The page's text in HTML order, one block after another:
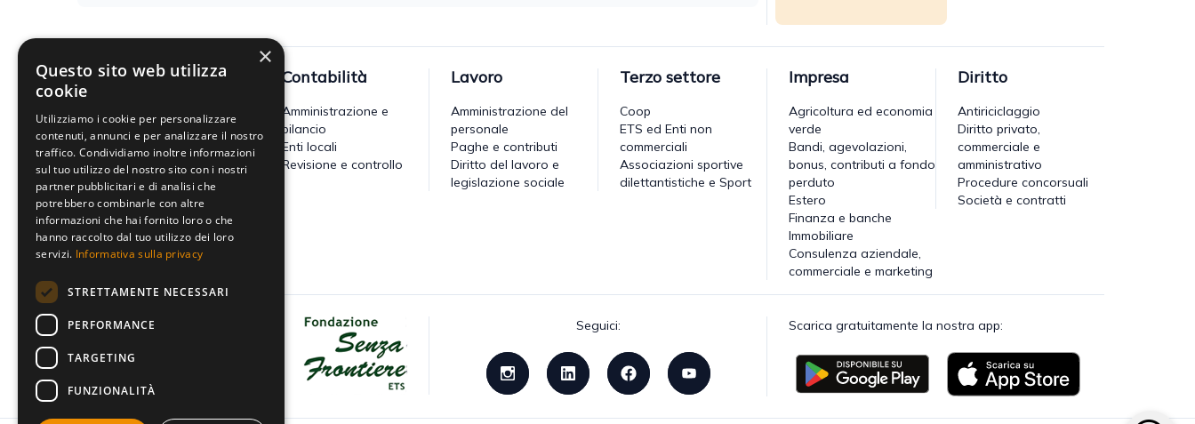
Fisco
Accertamento, riscossione e
contenzioso
Imposte dirette
Altre imposte indirette e altri
tributi
Tributi locali
IVA
Contabilità
Amministrazione e
bilancio
Enti locali
Revisione e controllo
Lavoro
Amministrazione del
personale
Paghe e contributi
Diritto del lavoro e
legislazione sociale
Terzo settore
Coop
ETS ed Enti non
commerciali
Associazioni sportive
dilettantistiche e Sport
Impresa
Agricoltura ed economia
verde
Bandi, agevolazioni,
bonus, contributi a fondo
perduto
Estero
Finanza e banche
Immobiliare
Consulenza aziendale,
commerciale e marketing
Diritto
Antiriciclaggio
Diritto privato,
commerciale e
amministrativo
Procedure concorsuali
Società e contratti
Dona il tuo 5x1000 a Fondazione
Seguici: Scarica gratuitamente la nostra app:
×
Questo sito web utilizza
cookie
Utilizziamo i cookie per personalizzare
contenuti, annunci e per analizzare il nostro
traffico. Condividiamo inoltre informazioni
sul tuo utilizzo del nostro sito con i nostri
partner pubblicitari e di analisi che
potrebbero combinarle con altre
informazioni che hai fornito loro o che
hanno raccolto dal tuo utilizzo dei loro
servizi. Informativa sulla privacy
STRETTAMENTE NECESSARI
PERFORMANCE
TARGETING
FUNZIONALITÀ